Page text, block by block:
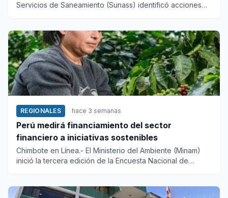
Servicios de Saneamiento (Sunass) identificó acciones
REGIONALES hace 3 semanas
Perú medirá financiamiento del sector
financiero a iniciativas sostenibles
Chimbote en Línea.- El Ministerio del Ambiente (Minam)
inició la tercera edición de la Encuesta Nacional de